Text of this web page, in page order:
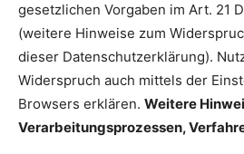
gesetzlichen Vorgaben im Art. 21
(weitere Hinweise zum
dieser Datenschutzerklärung).
Widerspruch auch mittels der
Browsers erklären. Weitere
Verarbeitungsprozessen,